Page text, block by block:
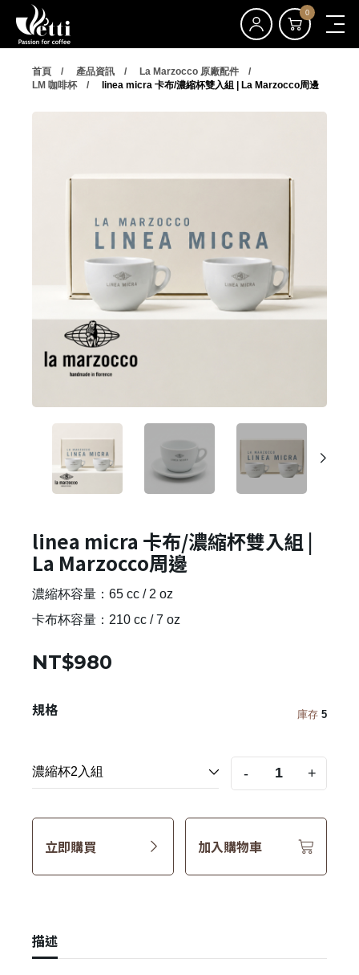
0
首頁 產品資訊
La Marzocco 原廠配件
LM 咖啡杯
linea micra 卡布/濃縮杯雙入組 | La Marzocco周邊
linea micra 卡布/濃縮杯雙入組 |
La Marzocco周邊
濃縮杯容量：65 cc / 2 oz
卡布杯容量：210 cc / 7 oz
NT$980
規格 庫存 5
- +
立即購買 加入購物車
描述